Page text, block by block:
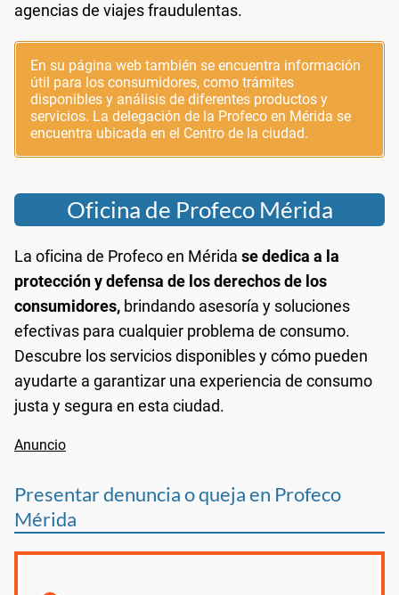
agencias de viajes fraudulentas.
En su página web también se encuentra información
útil para los consumidores, como trámites
disponibles y análisis de diferentes productos y
servicios. La delegación de la Profeco en Mérida se
encuentra ubicada en el Centro de la ciudad.
Oficina de Profeco Mérida
La oficina de Profeco en Mérida se dedica a la
protección y defensa de los derechos de los
consumidores, brindando asesoría y soluciones
efectivas para cualquier problema de consumo.
Descubre los servicios disponibles y cómo pueden
ayudarte a garantizar una experiencia de consumo
justa y segura en esta ciudad.
Presentar denuncia o queja en Profeco
Mérida